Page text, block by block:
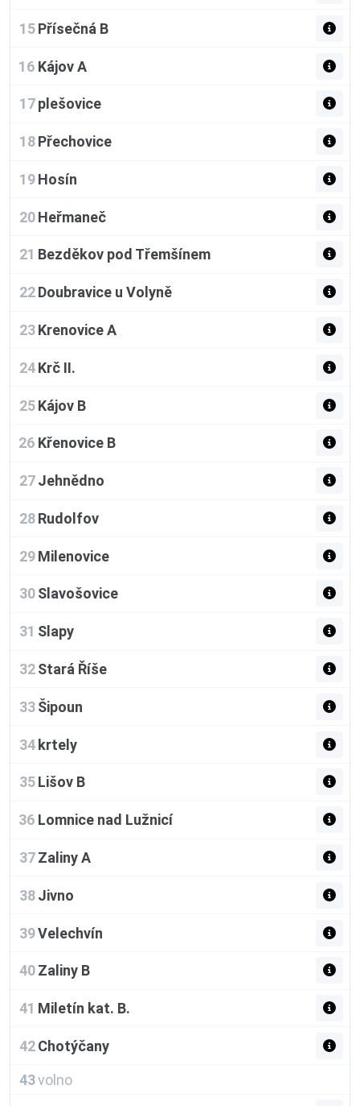
15 Přísečná B
16 Kájov A
17 plešovice
18 Přechovice
19 Hosín
20 Heřmaneč
21 Bezděkov pod Třemšínem
22 Doubravice u Volyně
23 Krenovice A
24 Krč II.
25 Kájov B
26 Křenovice B
27 Jehnědno
28 Rudolfov
29 Milenovice
30 Slavošovice
31 Slapy
32 Stará Říše
33 Šipoun
34 krtely
35 Lišov B
36 Lomnice nad Lužnicí
37 Zaliny A
38 Jivno
39Velechvín
40 Zaliny B
41 Miletín kat. B.
42 Chotýčany
43volno